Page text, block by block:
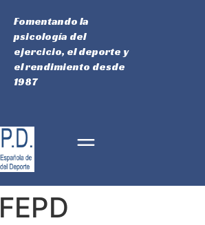
Fomentando la
psicología del
ejercicio, el deporte y
el rendimiento desde
1987
FEPD